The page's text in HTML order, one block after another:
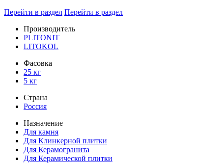
Перейти в раздел Перейти в раздел
Производитель
PLITONIT
LITOKOL
Фасовка
25 кг
5 кг
Страна
Россия
Назначение
Для камня
Для Клинкерной плитки
Для Керамогранита
Для Керамической плитки